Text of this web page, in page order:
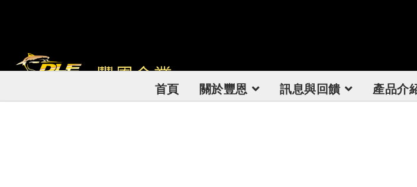
首頁 關於豐恩 訊息與回饋 產品介